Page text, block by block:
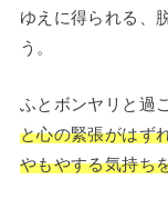
ゆえに得られる、
う。
ふとボンヤリと過
と心の緊張がはず
やもやする気持ち